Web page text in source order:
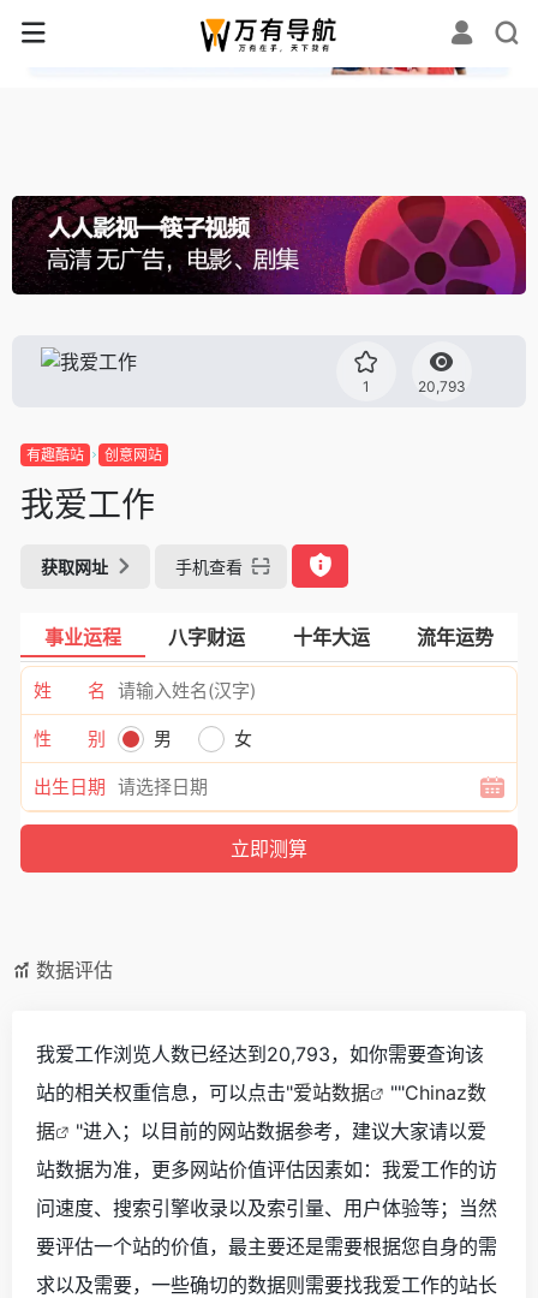
✕
1 20,793
有趣酷站 创意网站
我爱工作
获取网址 手机查看
事业运程 八字财运 十年大运 流年运势
姓 名
性 别 男 女
出生日期
数据评估
我爱工作浏览人数已经达到20,793，如你需要查询该
站的相关权重信息，可以点击"爱站数据 ""Chinaz数
据
"进入；以目前的网站数据参考，建议大家请以爱
站数据为准，更多网站价值评估因素如：我爱工作的访
问速度、搜索引擎收录以及索引量、用户体验等；当然
要评估一个站的价值，最主要还是需要根据您自身的需
求以及需要，一些确切的数据则需要找我爱工作的站长